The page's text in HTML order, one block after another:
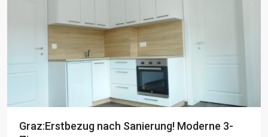
Graz:Erstbezug nach Sanierung! Moderne 3-